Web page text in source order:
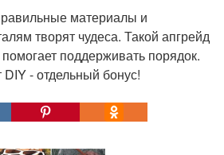
материалы и
творят чудеса. Такой апгрейд
поддерживать порядок.
- отдельный бонус!